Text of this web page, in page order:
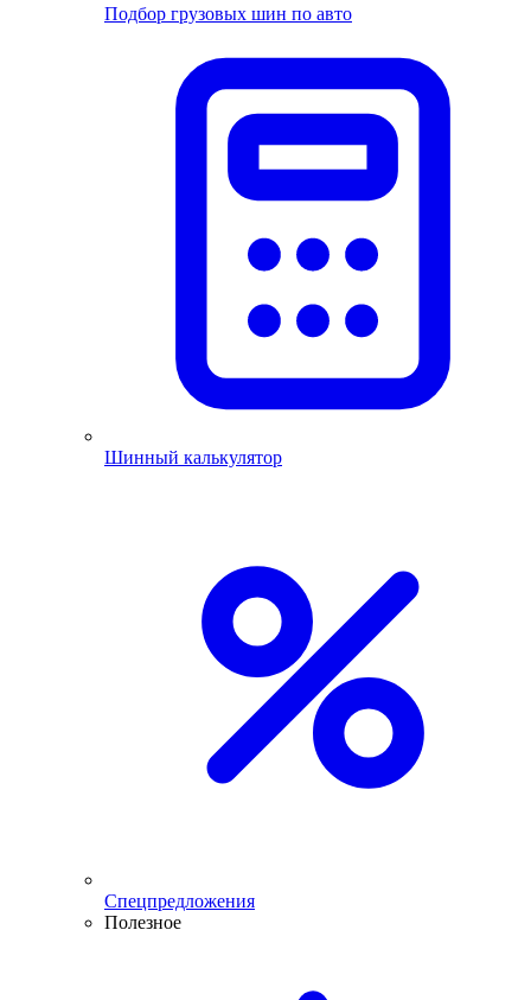
Подбор грузовых шин по авто
Шинный калькулятор
Спецпредложения
Полезное